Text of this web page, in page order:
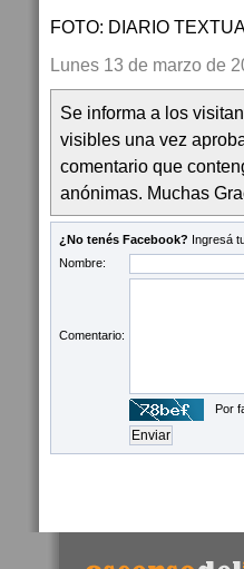
FOTO: DIARIO
Lunes 13 de marzo de
Se informa a los
visibles una vez
comentario que
anónimas. Muchas
¿No tenés Facebook? Ingresá
Nombre:
Comentario:
Por